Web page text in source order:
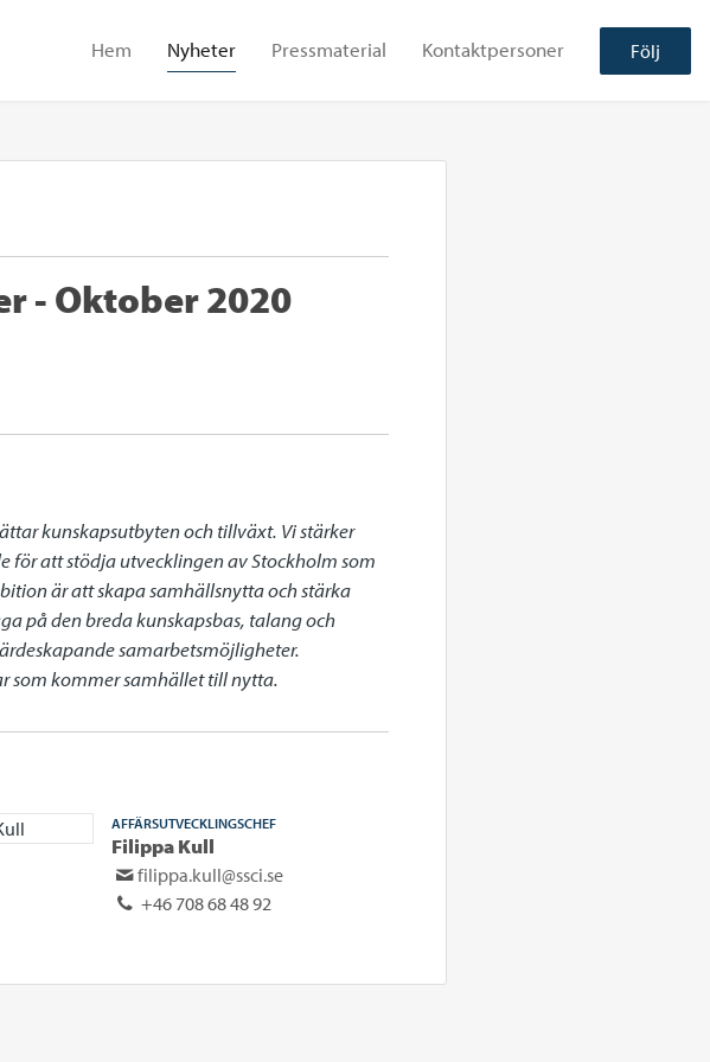
Hem Nyheter Pressmaterial Kontaktpersoner Följ
- Oktober 2020
kunskapsutbyten och tillväxt. Vi stärker
för att stödja utvecklingen av Stockholm som
är att skapa samhällsnytta och stärka
på den breda kunskapsbas, talang och
samarbetsmöjligheter.
som kommer samhället till nytta.
AFFÄRSUTVECKLINGSCHEF
Filippa Kull
filippa.kull@ssci.se
+46 708 68 48 92